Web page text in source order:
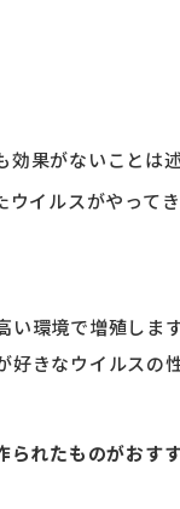
果がないことは
イルスがやってき
環境で増殖します
きなウイルスの
られたものがおす